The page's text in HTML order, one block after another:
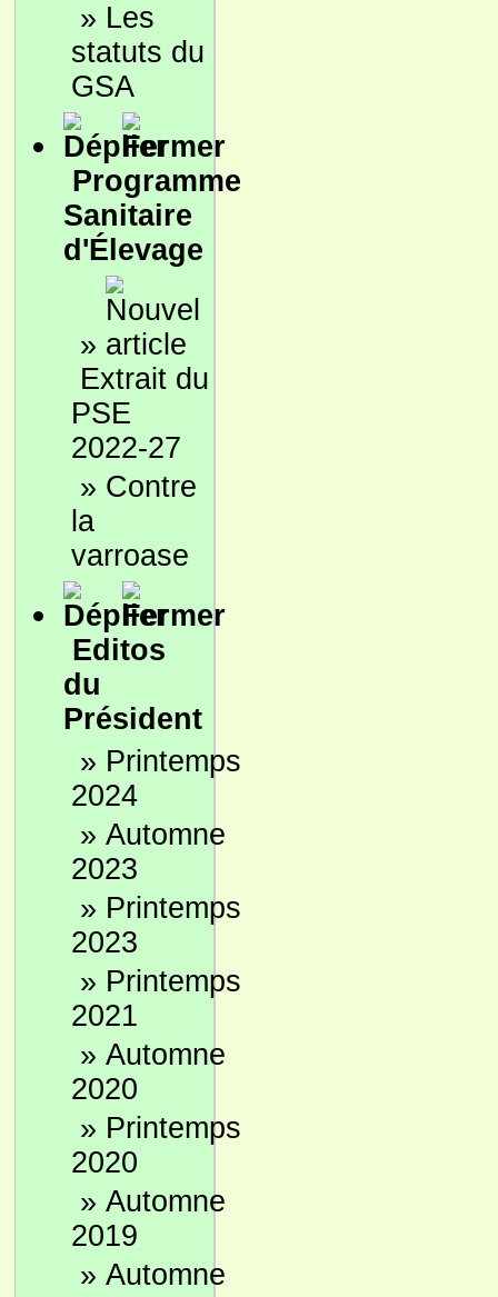
» Les
statuts du
GSA
Programme
Sanitaire
d'Élevage
»
Extrait du
PSE
2022-27
» Contre
la
varroase
Editos
du
Président
» Printemps
2024
» Automne
2023
» Printemps
2023
» Printemps
2021
» Automne
2020
» Printemps
2020
» Automne
2019
» Automne